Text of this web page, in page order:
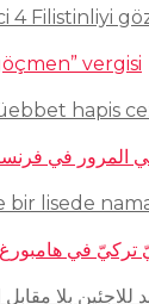
Filistinliyi
vergisi
hapis
في فرنسا
lisede
كانون
التاريخ: كانون